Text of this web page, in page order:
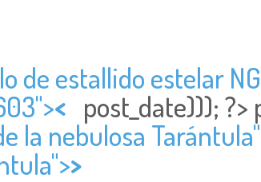
de estallido estelar
< post_date))); ?>
la nebulosa
>